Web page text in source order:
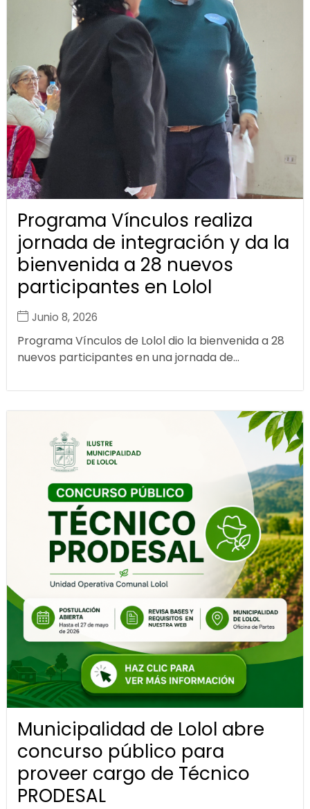
Programa Vínculos realiza
jornada de integración y da la
bienvenida a 28 nuevos
participantes en Lolol
Junio 8, 2026
Programa Vínculos de Lolol dio la bienvenida a 28
nuevos participantes en una jornada de...
Municipalidad de Lolol abre
concurso público para
proveer cargo de Técnico
PRODESAL